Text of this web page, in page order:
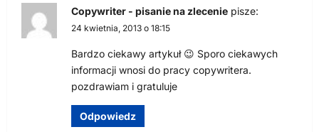
i
Copywriter - pisanie na zlecenie pisze:
24 kwietnia, 2013 o 18:15
Bardzo ciekawy artykuł 😉 Sporo ciekawych
informacji wnosi do pracy copywritera.
pozdrawiam i gratuluje
Odpowiedz